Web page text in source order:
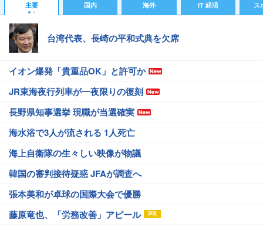
主要 国内 海外 IT 経済 ス
台湾代表、長崎の平和式典を欠席
イオン爆発「貴重品OK」と許可か
JR東海夜行列車が一夜限りの復刻
長野県知事選挙 現職が当選確実
海水浴で3人が流される 1人死亡
海上自衛隊の生々しい映像が物議
韓国の審判接待疑惑 JFAが調査へ
張本美和が卓球の国際大会で優勝
藤原竜也、「労務改善」アピール